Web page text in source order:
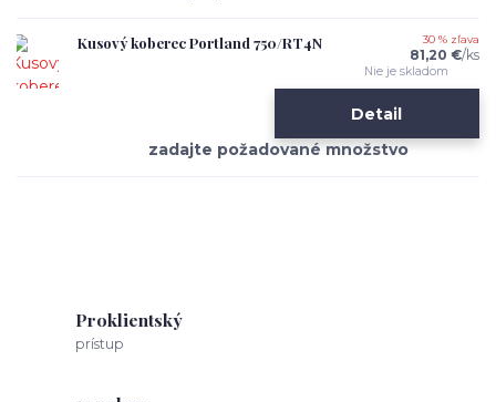
Kusový koberec Portland 750/RT4N 30 % zľava
81,20 €/ks
Nie je skladom
Detail
Proklientský
prístup